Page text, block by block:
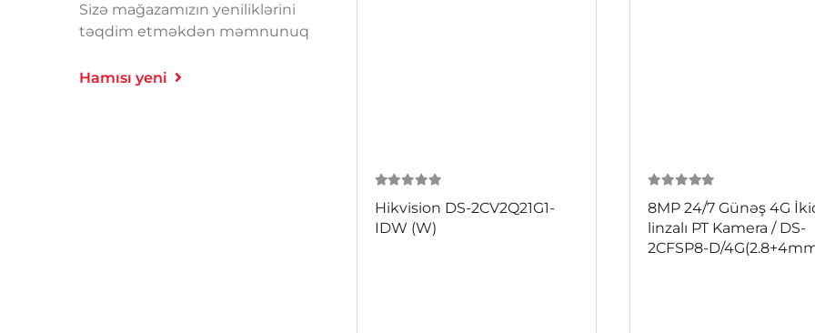
Sizə mağazamızın yeniliklərini
təqdim etməkdən məmnunuq
Hamısı yeni
Hikvision DS-2CV2Q21G1-
IDW (W)
8MP 24/7 Günəş 4G
linzalı PT Kamera / DS-
2CFSP8-D/